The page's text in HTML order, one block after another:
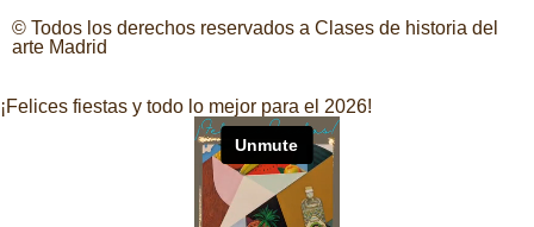
© Todos los derechos reservados a Clases de historia del
arte Madrid
¡Felices fiestas y todo lo mejor para el 2026!